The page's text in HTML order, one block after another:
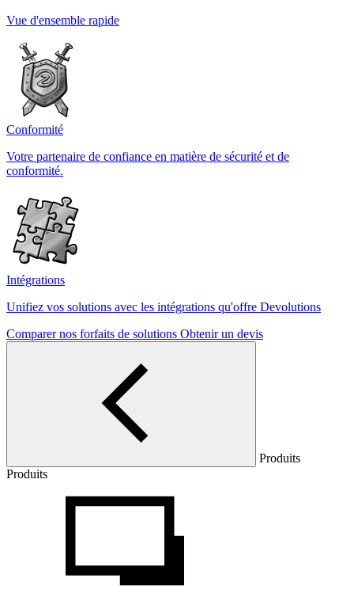
Vue d'ensemble rapide
Conformité
Votre partenaire de confiance en matière de sécurité et de
conformité.
Intégrations
Unifiez vos solutions avec les intégrations qu'offre Devolutions
Comparer nos forfaits de solutions Obtenir un devis
Produits
Produits